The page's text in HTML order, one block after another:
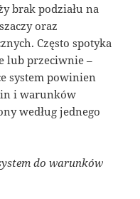
brak podziału na
oraz
Często spotyka
lub przeciwnie –
system powinien
i warunków
według jednego
do warunków